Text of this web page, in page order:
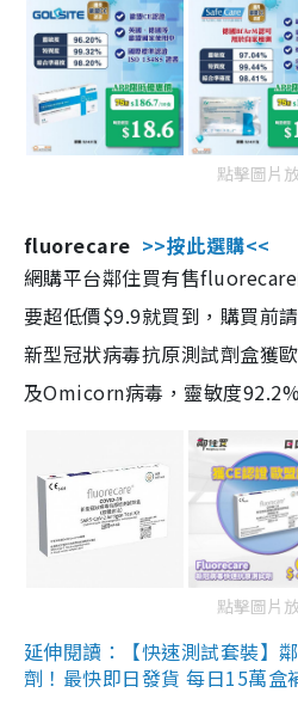
點擊圖片
fluorecare >>按此選購<<
網購平台鄰住買有售
要超低價$9.9就買到，購買前
新型冠狀病毒抗原測試劑盒獲
及Omicorn病毒，靈敏度
點擊圖片
延伸閱讀：【快速測試套裝】
劑！最快即日發貨 每日15萬盒